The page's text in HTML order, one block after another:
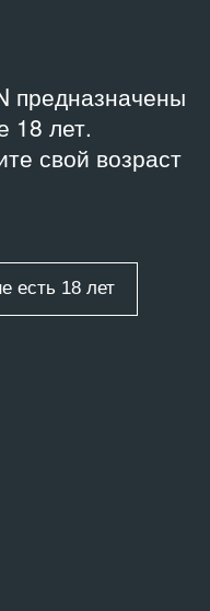
предназначены
18 лет.
свой возраст
есть 18 лет